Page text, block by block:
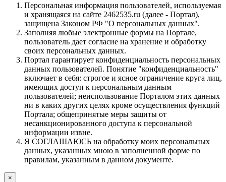
Персональная информация пользователей, используемая
и хранящаяся на сайте 2462535.ru (далее - Портал),
защищена Законом РФ "О персональных данных".
Заполняя любые электронные формы на Портале,
пользователь дает согласие на хранение и обработку
своих персональных данных.
Портал гарантирует конфиденциальность персональных
данных пользователей. Понятие "конфиденциальность"
включает в себя: строгое и ясное ограничение круга лиц,
имеющих доступ к персональным данным
пользователей; неиспользование Порталом этих данных
ни в каких других целях кроме осуществления функций
Портала; общепринятые меры защиты от
несанкционированного доступа к персональной
информации извне.
Я СОГЛАШАЮСЬ на обработку моих персональных
данных, указанных мною в заполненной форме по
правилам, указанным в данном документе.
×